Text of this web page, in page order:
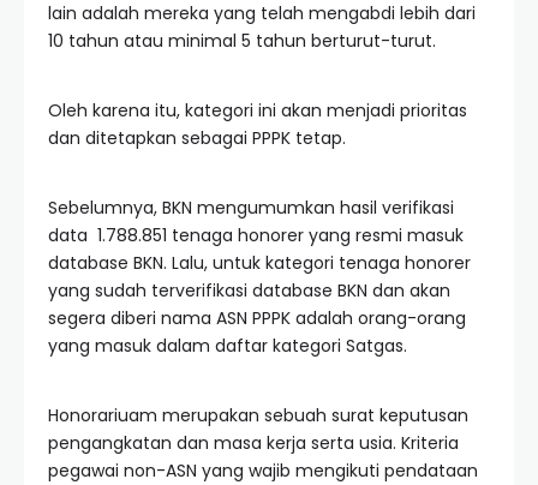
lain adalah mereka yang telah mengabdi lebih dari
10 tahun atau minimal 5 tahun berturut-turut.
Oleh karena itu, kategori ini akan menjadi prioritas
dan ditetapkan sebagai PPPK tetap.
Sebelumnya, BKN mengumumkan hasil verifikasi
data 1.788.851 tenaga honorer yang resmi masuk
database BKN. Lalu, untuk kategori tenaga honorer
yang sudah terverifikasi database BKN dan akan
segera diberi nama ASN PPPK adalah orang-orang
yang masuk dalam daftar kategori Satgas.
Honorariuam merupakan sebuah surat keputusan
pengangkatan dan masa kerja serta usia. Kriteria
pegawai non-ASN yang wajib mengikuti pendataan